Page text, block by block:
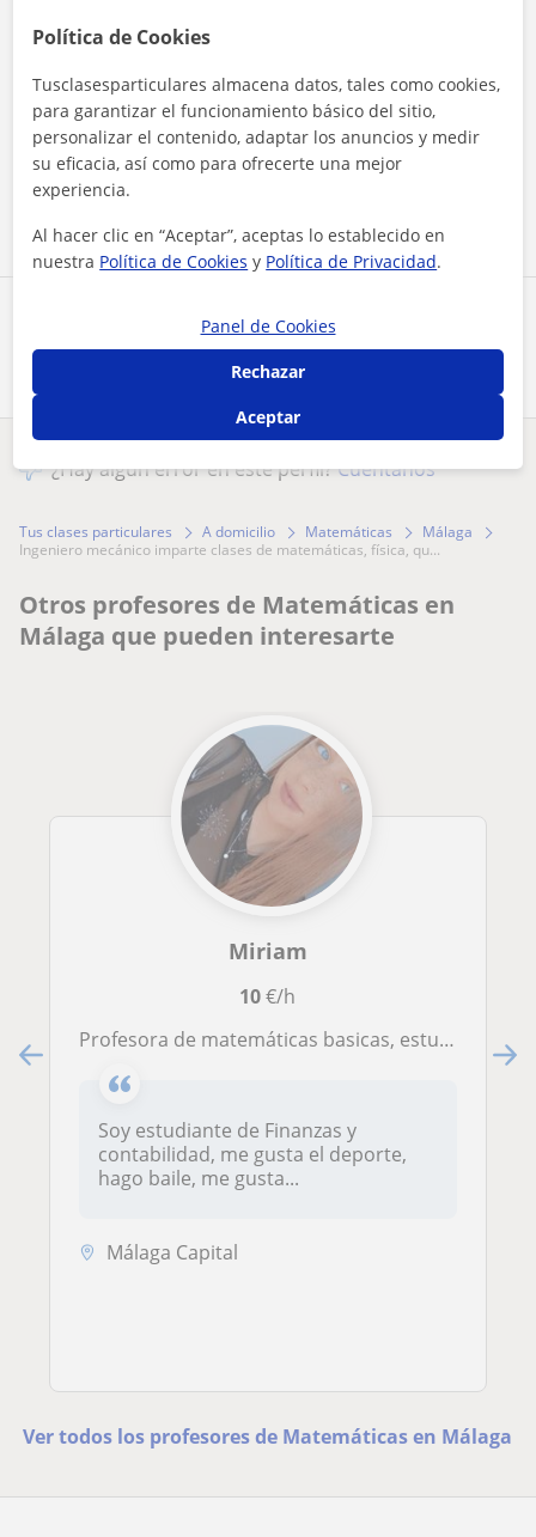
Comparte a este profesor
Al hacer clic, aceptas nuestro
¿Hay algún error en este perfil?Cuéntanos
Tus clases particulares A domicilio Matemáticas
Málaga
ingeniero mecánico imparte clases de matemáticas, física, qu...
Otros profesores de Matemáticas en
Málaga que pueden interesarte
Miriam
10€/h
Profesora de matemáticas basicas, estudiando de finanzas y contabilidad, se ofrece para dar clases en Málaga
Soy estudiante de Finanzas y
contabilidad, me gusta el deporte,
hago baile, me gusta...
Málaga Capital
Ver todos los profesores de Matemáticas en Málaga
Política de Cookies
Tusclasesparticulares almacena datos, tales como cookies,
para garantizar el funcionamiento básico del sitio,
personalizar el contenido, adaptar los anuncios y medir
su eficacia, así como para ofrecerte una mejor
experiencia.
Al hacer clic en “Aceptar”, aceptas lo establecido en
nuestra Política de Cookies y Política de Privacidad.
Panel de Cookies
Rechazar
Aceptar